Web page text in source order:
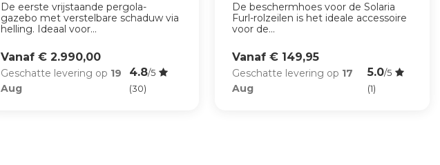
De eerste vrijstaande pergola-
gazebo met verstelbare schaduw via
helling. Ideaal voor...
Vanaf € 2.990,00
Geschatte levering op 19
Aug
4.8/5
(30)
De beschermhoes voor de Solaria
Furl-rolzeilen is het ideale accessoire
voor de...
Vanaf € 149,95
Geschatte levering op 17
Aug
5.0/5
(1)